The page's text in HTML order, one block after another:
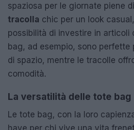
spaziosa per le giornate piene
tracolla chic per un look
possibilità di investire in articoli
bag, ad esempio, sono perfette
di spazio, mentre le tracolle
comodità.
La versatilità delle tote bag
Le tote bag, con la loro
have per chi vive una vita